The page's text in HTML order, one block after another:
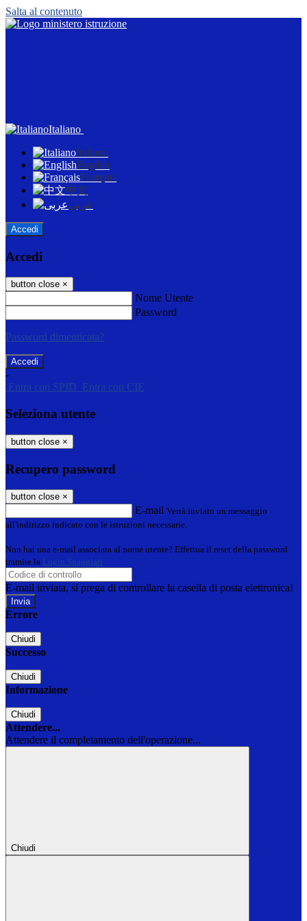
Salta al contenuto
Italiano
Italiano
English
Français
中文
عربى
Accedi
Accedi
button close ×
Nome Utente
Password
Password dimenticata?
-
Entra con SPID
Entra con CIE
Seleziona utente
button close ×
Recupero password
button close ×
E-mail Verrà inviato un messaggio
all'indirizzo indicato con le istruzioni necessarie.
Non hai una e-mail associata al nome utente? Effettua il reset della password
tramite la Login Spaggiari
E-mail inviata, si prega di controllare la casella di posta elettronica!
Errore
Chiudi
Successo
Chiudi
Informazione
Chiudi
Attendere...
Attendere il completamento dell'operazione...
Chiudi